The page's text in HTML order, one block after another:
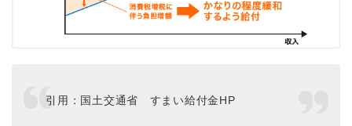
引用：国土交通省 すまい給付金HP